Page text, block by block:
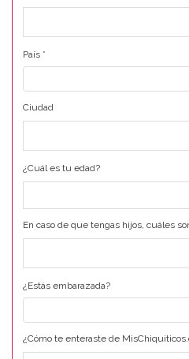
País *
Ciudad
¿Cuál es tu edad?
En caso de que tengas hijos, cuáles
¿Estás embarazada?
¿Cómo te enteraste de